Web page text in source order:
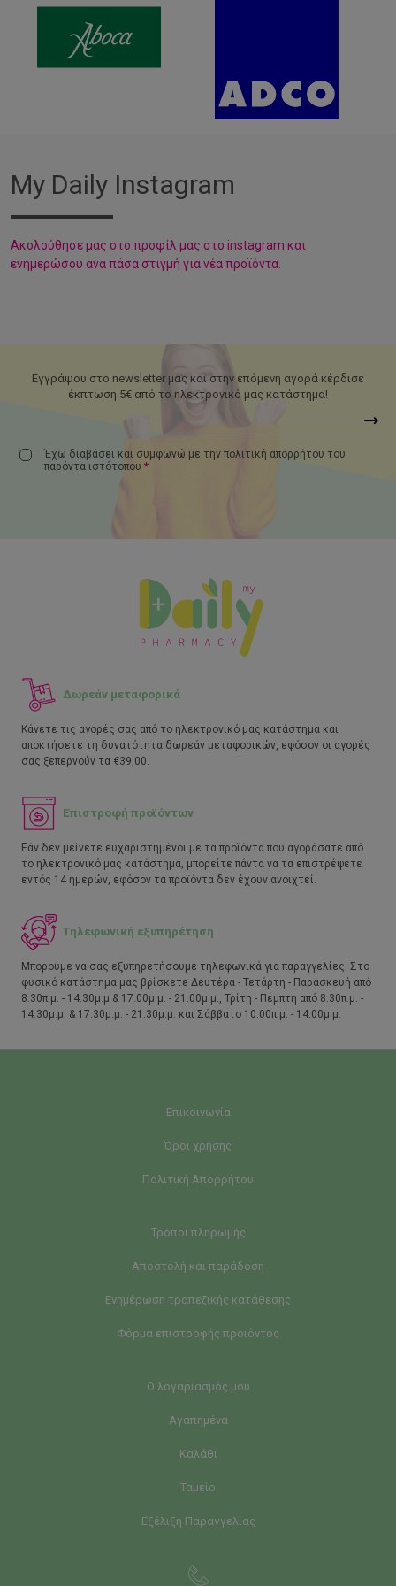
My Daily Instagram
Aκολούθησε μας στο προφίλ μας στο instagram και
ενημερώσου ανά πάσα στιγμή για νέα προϊόντα.
Εγγράψου στο newsletter μας και στην επόμενη αγορά κέρδισε
έκπτωση 5€ από το ηλεκτρονικό μας κατάστημα!
Έχω διαβάσει και συμφωνώ με την πολιτική απορρήτου του
παρόντα ιστότοπου *
Δωρεάν μεταφορικά
Κάνετε τις αγορές σας από το ηλεκτρονικό μας κατάστημα και
αποκτήσετε τη δυνατότητα δωρεάν μεταφορικών, εφόσον οι αγορές
σας ξεπερνούν τα €39,00.
Επιστροφή προϊόντων
Εάν δεν μείνετε ευχαριστημένοι με τα προϊόντα που αγοράσατε από
το ηλεκτρονικό μας κατάστημα, μπορείτε πάντα να τα επιστρέψετε
εντός 14 ημερών, εφόσον τα προϊόντα δεν έχουν ανοιχτεί.
Τηλεφωνική εξυπηρέτηση
Μπορούμε να σας εξυπηρετήσουμε τηλεφωνικά για παραγγελίες. Στο
φυσικό κατάστημα μας βρίσκετε Δευτέρα - Τετάρτη - Παρασκευή από
8.30π.μ. - 14.30μ.μ & 17.00μ.μ. - 21.00μ.μ., Τρίτη - Πέμπτη από 8.30π.μ. -
14.30μ.μ. & 17.30μ.μ. - 21.30μ.μ. και Σάββατο 10.00π.μ. - 14.00μ.μ.
Επικοινωνία
Όροι χρήσης
Πολιτική Απορρήτου
Τρόποι πληρωμής
Αποστολή και παράδοση
Ενημέρωση τραπεζικής κατάθεσης
Φόρμα επιστροφής προιόντος
Ο λογαριασμός μου
Αγαπημένα
Καλάθι
Ταμείο
Εξέλιξη Παραγγελίας